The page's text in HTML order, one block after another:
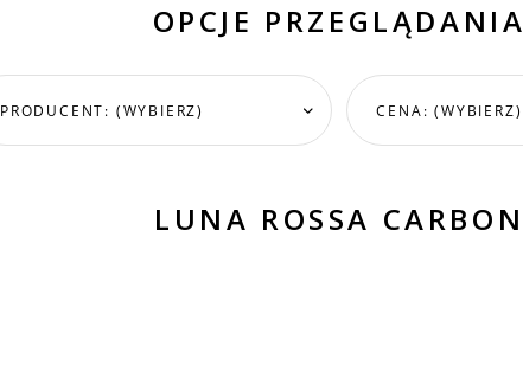
OPCJE PRZEGLĄDANIA
PRODUCENT: (WYBIERZ) CENA: (WYBIERZ)
LUNA ROSSA CARBON